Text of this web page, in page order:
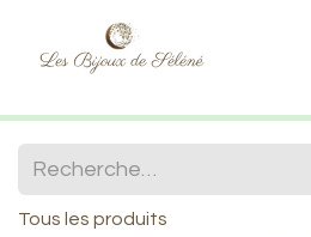
Tous les produits